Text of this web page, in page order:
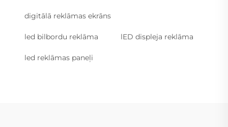
digitālā reklāmas ekrāns
led bilbordu reklāma lED displeja reklāma
led reklāmas paneļi